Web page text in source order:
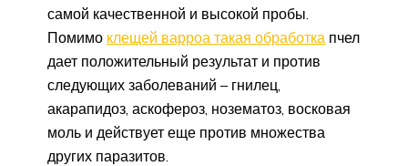
самой качественной и высокой пробы.
Помимо клещей варроа такая обработка пчел
дает положительный результат и против
следующих заболеваний – гнилец,
акарапидоз, аскофероз, нозематоз, восковая
моль и действует еще против множества
других паразитов.